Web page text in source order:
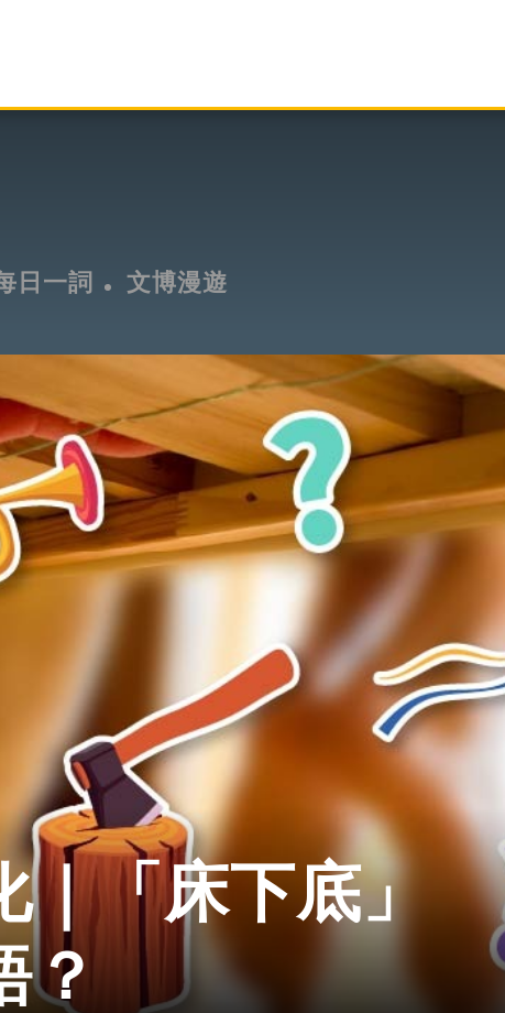
日一詞 文博漫遊
｜「床下底」
？